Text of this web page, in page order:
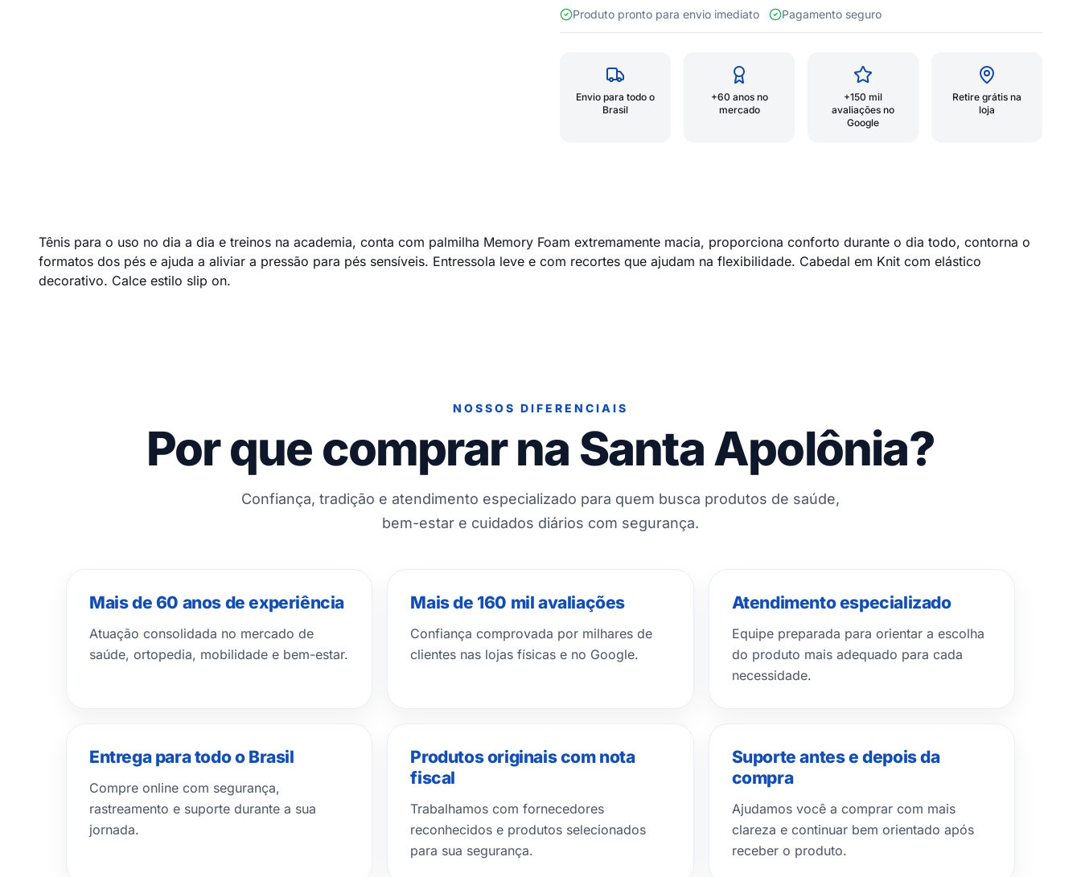
Produto pronto para envio imediato
Pagamento seguro
Envio para todo o
Brasil
+60 anos no
mercado
+150 mil
avaliações no
Google
Retire grátis na
loja
Tênis para o uso no dia a dia e treinos na academia, conta com palmilha Memory Foam extremamente macia, proporciona conforto durante o dia todo, contorna o
formatos dos pés e ajuda a aliviar a pressão para pés sensíveis. Entressola leve e com recortes que ajudam na flexibilidade. Cabedal em Knit com elástico
decorativo. Calce estilo slip on.
NOSSOS DIFERENCIAIS
Por que comprar na Santa Apolônia?
Confiança, tradição e atendimento especializado para quem busca produtos de saúde,
bem-estar e cuidados diários com segurança.
Mais de 60 anos de experiência
Atuação consolidada no mercado de
saúde, ortopedia, mobilidade e bem-estar.
Mais de 160 mil avaliações
Confiança comprovada por milhares de
clientes nas lojas físicas e no Google.
Atendimento especializado
Equipe preparada para orientar a escolha
do produto mais adequado para cada
necessidade.
Entrega para todo o Brasil
Compre online com segurança,
rastreamento e suporte durante a sua
jornada.
Produtos originais com nota
fiscal
Trabalhamos com fornecedores
reconhecidos e produtos selecionados
para sua segurança.
Suporte antes e depois da
compra
Ajudamos você a comprar com mais
clareza e continuar bem orientado após
receber o produto.